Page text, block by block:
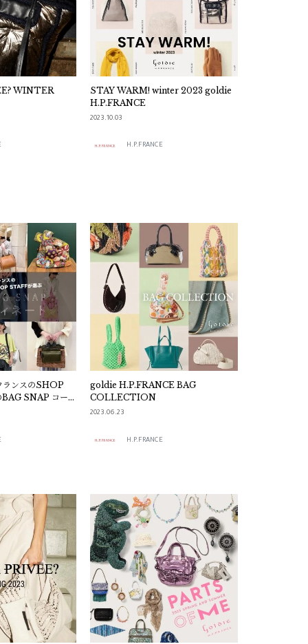
STAY WARM! winter 2023 goldie
H.P.FRANCE
2023.10.03
H.P.FRANCE
ランスのSHOP
SNAP コーデ
goldie H.P.FRANCE BAG
COLLECTION
2023.06.23
H.P.FRANCE